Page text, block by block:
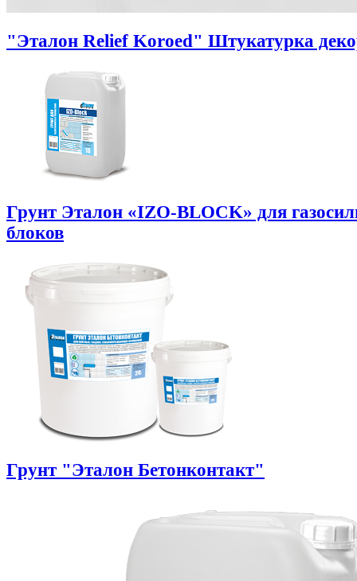
"Эталон Relief Koroed" Штукатурка
Грунт Эталон «IZO-BLOCK» для
блоков
Грунт "Эталон Бетонконтакт"